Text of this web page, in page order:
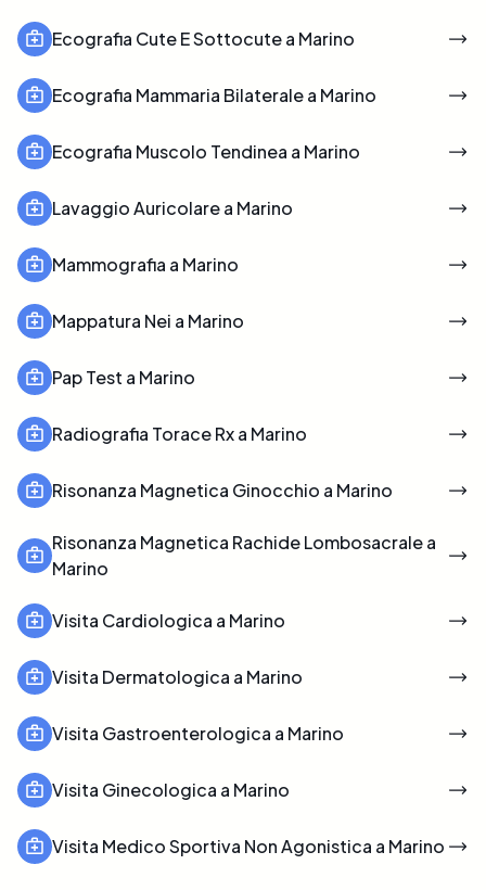
Ecografia Cute E Sottocute a Marino
Ecografia Mammaria Bilaterale a Marino
Ecografia Muscolo Tendinea a Marino
Lavaggio Auricolare a Marino
Mammografia a Marino
Mappatura Nei a Marino
Pap Test a Marino
Radiografia Torace Rx a Marino
Risonanza Magnetica Ginocchio a Marino
Risonanza Magnetica Rachide Lombosacrale a
Marino
Visita Cardiologica a Marino
Visita Dermatologica a Marino
Visita Gastroenterologica a Marino
Visita Ginecologica a Marino
Visita Medico Sportiva Non Agonistica a Marino